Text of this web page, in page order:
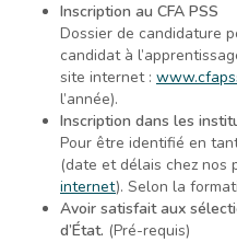
Inscription au CFA PSS
Dossier de candidature
candidat à
site internet :
l’année).
Inscription dans les
Pour être identifié en
(date et délais chez nos
internet). Selon la
Avoir satisfait aux
d’État. (Pré-requis)